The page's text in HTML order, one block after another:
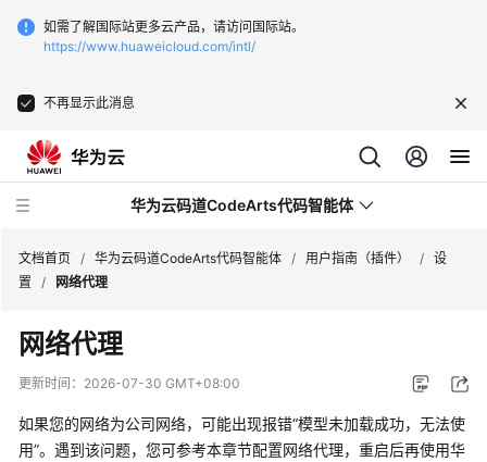
如需了解国际站更多云产品，请访问国际站。
https://www.huaweicloud.com/intl/
不再显示此消息
华为云码道CodeArts代码智能体
最
新
动
产
文档首页 / 华为云码道CodeArts代码智能体 / 用户指南（插件） / 设
置
/ 网络代理
网络代理
更新时间： 2026-07-30 GMT+08:00
如果您的网络为公司网络，可能出现报错“模型未加载成功，无法使
用”。遇到该问题，您可参考本章节配置网络代理，重启后再使用华